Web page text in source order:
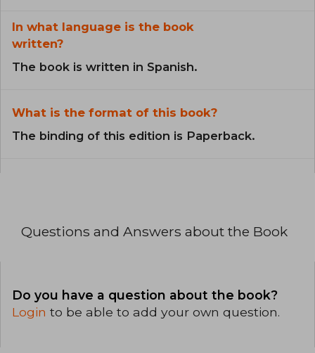
In what language is the book
written?
The book is written in Spanish.
What is the format of this book?
The binding of this edition is Paperback.
Questions and Answers about the Book
Do you have a question about the book?
Login to be able to add your own question.